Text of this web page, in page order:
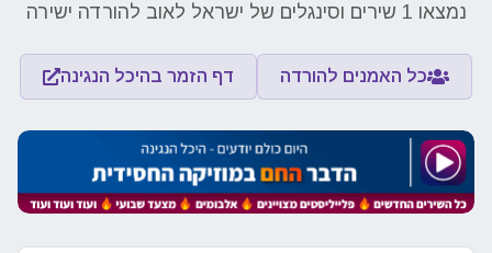
נמצאו 1 שירים וסינגלים של ישראל לאוב להורדה ישירה
כל האמנים להורדה דף הזמר בהיכל הנגינה